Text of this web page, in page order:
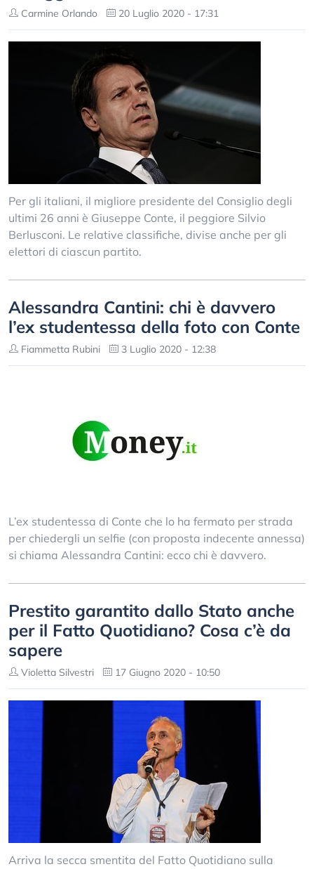
Carmine Orlando 20 Luglio 2020 - 17:31
Per gli italiani, il migliore presidente del Consiglio degli
ultimi 26 anni è Giuseppe Conte, il peggiore Silvio
Berlusconi. Le relative classifiche, divise anche per gli
elettori di ciascun partito.
Alessandra Cantini: chi è davvero
l’ex studentessa della foto con Conte
Fiammetta Rubini 3 Luglio 2020 - 12:38
L’ex studentessa di Conte che lo ha fermato per strada
per chiedergli un selfie (con proposta indecente annessa)
si chiama Alessandra Cantini: ecco chi è davvero.
Prestito garantito dallo Stato anche
per il Fatto Quotidiano? Cosa c’è da
sapere
Violetta Silvestri 17 Giugno 2020 - 10:50
Arriva la secca smentita del Fatto Quotidiano sulla